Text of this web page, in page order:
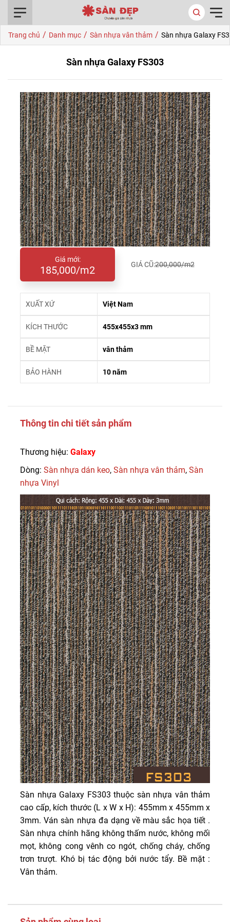
Trang chủ / Danh mục / Sàn nhựa vân thảm / Sàn nhựa Galaxy
Sàn nhựa Galaxy FS303
Giá mới:
185,000/m2 GIÁ CŨ:200,000/m2
XUẤT XỨ Việt Nam
KÍCH THƯỚC 455x455x3 mm
BỀ MẶT vân thảm
BẢO HÀNH 10 năm
Thông tin chi tiết sản phẩm
Thương hiệu: Galaxy
Dòng: Sàn nhựa dán keo, Sàn nhựa vân thảm, Sàn
nhựa Vinyl
Sàn nhựa Galaxy FS303 thuộc sàn nhựa vân thảm
cao cấp, kích thước (L x W x H): 455mm x 455mm x
3mm. Ván sàn nhựa đa dạng về màu sắc họa tiết .
Sàn nhựa chính hãng không thấm nước, không mối
mọt, không cong vênh co ngót, chống cháy, chống
trơn trượt. Khó bị tác động bởi nước tẩy. Bề mặt :
Vân thảm.